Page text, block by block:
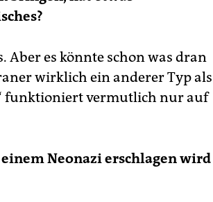
Aber es könnte schon was dran
wirklich ein anderer Typ als
funktioniert vermutlich nur auf
Neonazi erschlagen wird